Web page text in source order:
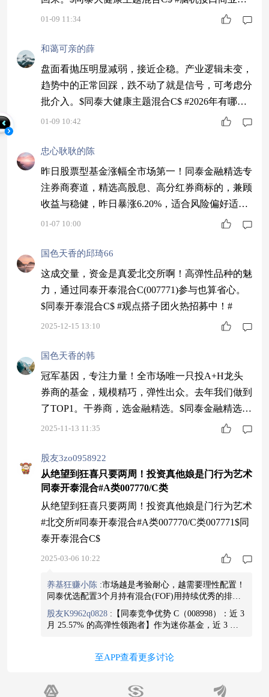
提速！神经连接设备大爆发#
01-09 11:34
和蔼可亲的薛
盘面看抛压明显减弱，接近企稳。产业逻辑未变，
趋势中的正常回踩，跌不动了就是信号，可考虑分
批介入。$同泰大健康主题混合C$ #2026年有哪些
投资机会？#
01-09 10:42
忠心耿耿的陈
昨日股票型基金涨幅全市场第一！同泰金融精选专
注券商赛道，精选高股息、高分红券商标的，兼顾
收益与稳健，昨日暴涨6.20%，适合风险偏好适中
的投资者～$同泰金融精选股票C$ #晒晒我的2025
01-07 10:00
国色天香的邱琦66
这成交量，资金是真爱北交所啊！高弹性品种的魅
力，通过同泰开泰混合C(007771)参与也算省心。
$同泰开泰混合C$ #观点搭子团火热招募中！#
2025-12-15 13:10
国色天香的韩
冠军基因，专注力量！全市场唯一只投A+H龙头
券商的基金，规模精巧，弹性出众。去年我们做到
了TOP1。干券商，选金融精选。$同泰金融精选股
票C$ #11月基金投资策略#
2025-11-13 11:35
股友3zo0958922
从绝望到狂喜只要两周！投资真他娘是门行为艺术
同泰开泰混合#A类007770/C类
从绝望到狂喜只要两周！投资真他娘是门行为艺术
#北交所#同泰开泰混合#A类007770/C类007771$同
泰开泰混合C$
2025-03-06 10:22
养基狂赚小陈 :市场越是考验耐心，越需要理性配置！
同泰优选配置3个月持有混合(FOF)用持续优秀的排名
和净值曲线，证明了“冷静投资”的终极价值！#进可
攻，退可守#近一年排名1/58#稳稳地幸福$同泰优选配
置3个月持有混合(FOF)A$
股友K9962q0828 : 【同泰竞争优势 C（008998）：近 3
月 25.57% 的高弹性领跑者】作为迷你基金，近 3 月 /
竞争优势混合C$查看图片
至APP查看更多讨论